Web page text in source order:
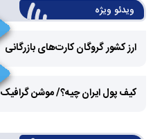
ویدئو ویژه
ارز کشور گروگان کارت‌های بازرگانی
کیف پول ایران چیه؟/ موشن گرافیک